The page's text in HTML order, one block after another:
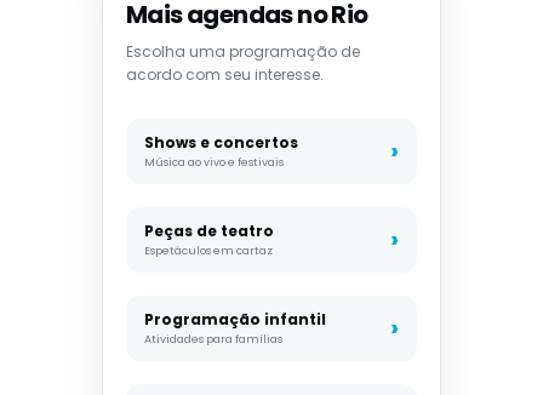
Mais agendas no Rio
Escolha uma programação de
acordo com seu interesse.
Shows e concertos
Música ao vivo e festivais
Peças de teatro
Espetáculos em cartaz
Programação infantil
Atividades para famílias